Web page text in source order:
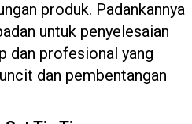
produk. Padankannya
untuk penyelesaian
dan profesional yang
dan pembentangan